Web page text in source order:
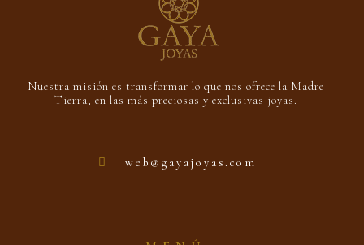
Nuestra misión es transformar lo que nos ofrece la Madre
Tierra, en las más preciosas y exclusivas joyas.
web@gayajoyas.com